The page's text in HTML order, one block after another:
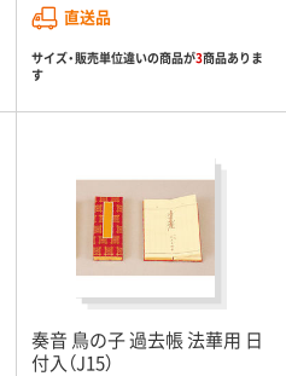
直送品
サイズ・販売単位違いの商品が3商品ありま
す
奏音 鳥の子 過去帳 法華用 日
付入（J15）